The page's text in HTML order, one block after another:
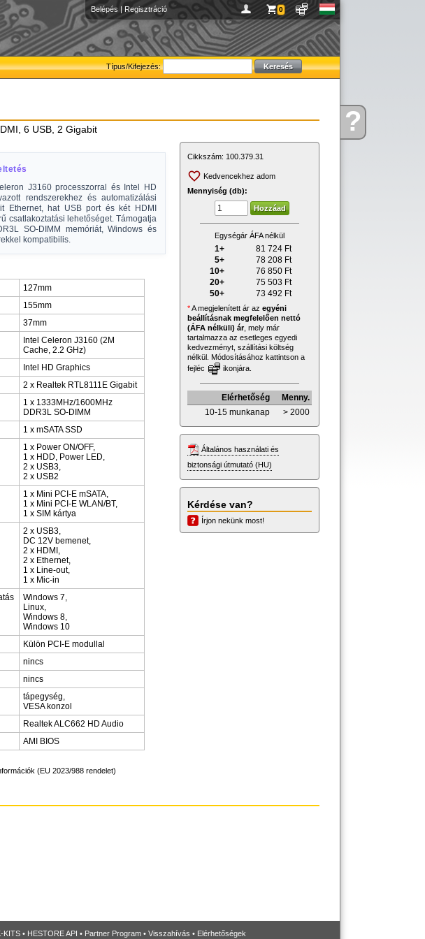
Kérdése?
Belépés | Regisztráció 0
Típus/Kifejezés:
6 USB, 2 Gigabit
J3160 processzorral és Intel HD
rendszerekhez és automatizálási
Ethernet, hat USB port és két HDMI
csatlakoztatási lehetőséget. Támogatja
SO-DIMM memóriát, Windows és
kompatibilis.
127mm
155mm
37mm
Intel Celeron J3160 (2M
Cache, 2.2 GHz)
Intel HD Graphics
2 x Realtek RTL8111E Gigabit
1 x 1333MHz/1600MHz
DDR3L SO-DIMM
1 x mSATA SSD
1 x Power ON/OFF,
1 x HDD, Power LED,
2 x USB3,
2 x USB2
1 x Mini PCI-E mSATA,
1 x Mini PCI-E WLAN/BT,
1 x SIM kártya
2 x USB3,
DC 12V bemenet,
2 x HDMI,
2 x Ethernet,
1 x Line-out,
1 x Mic-in
Windows 7,
Linux,
Windows 8,
Windows 10
Külön PCI-E modullal
nincs
nincs
tápegység,
VESA konzol
Realtek ALC662 HD Audio
AMI BIOS
(EU 2023/988 rendelet)
Cikkszám: 100.379.31
Kedvencekhez adom
Mennyiség (db):
Egységár ÁFA nélkül
1+ 81 724 Ft
5+
78 208 Ft
10+
76 850 Ft
20+
75 503 Ft
50+
73 492 Ft
*A megjelenített ár az egyéni
beállításnak megfelelően nettó
(ÁFA nélküli) ár, mely már
tartalmazza az esetleges egyedi
kedvezményt, szállítási költség
nélkül. Módosításához kattintson a
fejléc
ikonjára.
Elérhetőség
Menny.
10-15 munkanap
> 2000
Általános használati és
biztonsági útmutató (HU)
Kérdése van?
Írjon nekünk most!
KITS • HESTORE API • Partner Program • Visszahívás • Elérhetőségek